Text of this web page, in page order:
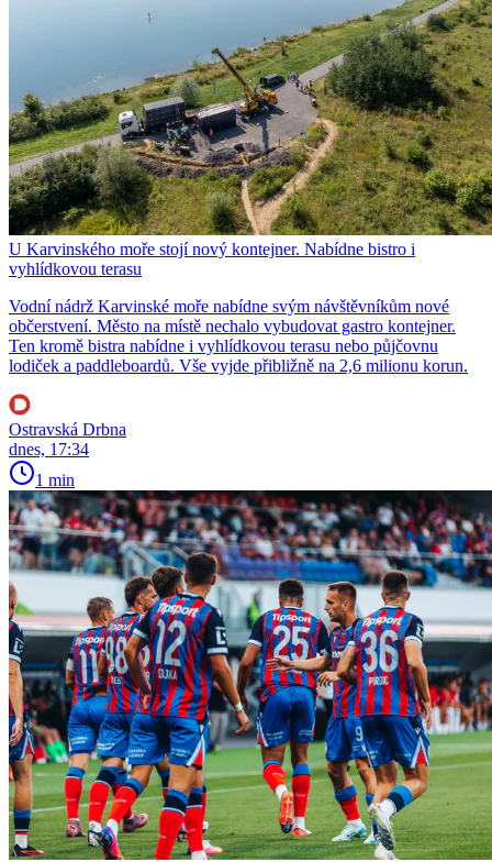
U Karvinského moře stojí nový kontejner. Nabídne bistro i
vyhlídkovou terasu
Vodní nádrž Karvinské moře nabídne svým návštěvníkům nové
občerstvení. Město na místě nechalo vybudovat gastro kontejner.
Ten kromě bistra nabídne i vyhlídkovou terasu nebo půjčovnu
lodiček a paddleboardů. Vše vyjde přibližně na 2,6 milionu korun.
Ostravská Drbna
dnes, 17:34
1 min